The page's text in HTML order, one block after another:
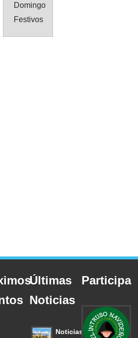
Domingo
Festivos
Últimas
Noticias
Noticias
Participa